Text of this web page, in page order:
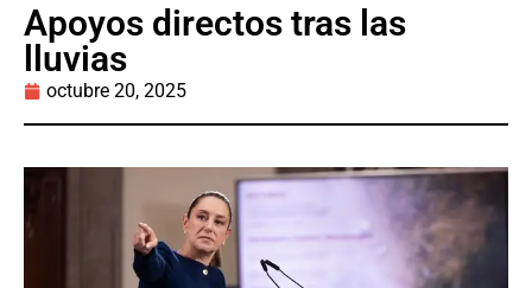
Apoyos directos tras las
lluvias
octubre 20, 2025